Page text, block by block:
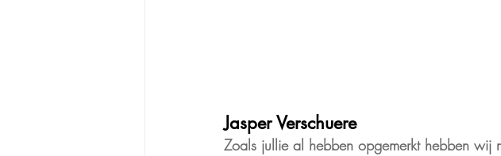
Jasper Verschuere
Zoals jullie al hebben opgemerkt hebben wij